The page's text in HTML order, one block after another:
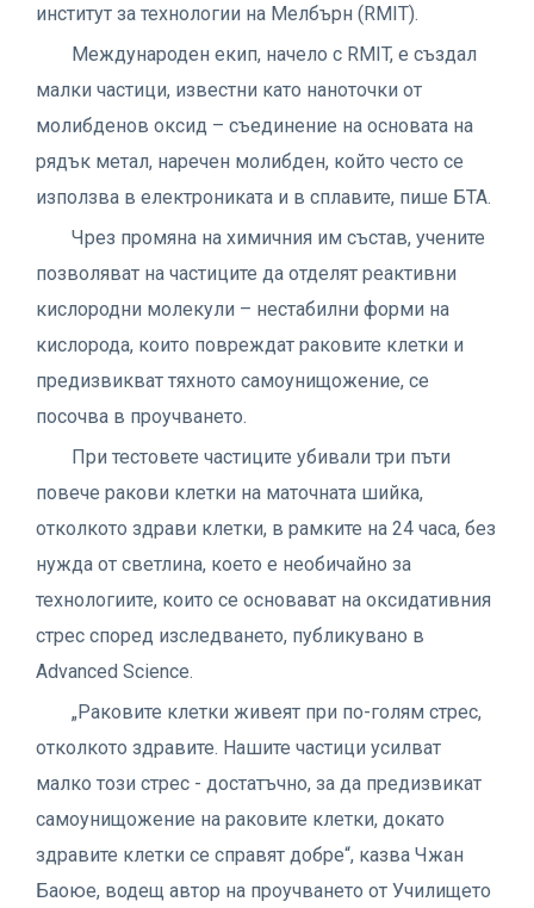
институт за технологии на Мелбърн (RMIT).
Международен екип, начело с RMIT, е създал
малки частици, известни като наноточки от
молибденов оксид – съединение на основата на
рядък метал, наречен молибден, който често се
използва в електрониката и в сплавите, пише БТА.
Чрез промяна на химичния им състав, учените
позволяват на частиците да отделят реактивни
кислородни молекули – нестабилни форми на
кислорода, които повреждат раковите клетки и
предизвикват тяхното самоунищожение, се
посочва в проучването.
При тестовете частиците убивали три пъти
повече ракови клетки на маточната шийка,
отколкото здрави клетки, в рамките на 24 часа, без
нужда от светлина, което е необичайно за
технологиите, които се основават на оксидативния
стрес според изследването, публикувано в
Advanced Science.
„Раковите клетки живеят при по-голям стрес,
отколкото здравите. Нашите частици усилват
малко този стрес - достатъчно, за да предизвикат
самоунищожение на раковите клетки, докато
здравите клетки се справят добре“, казва Чжан
Баоюе, водещ автор на проучването от Училището